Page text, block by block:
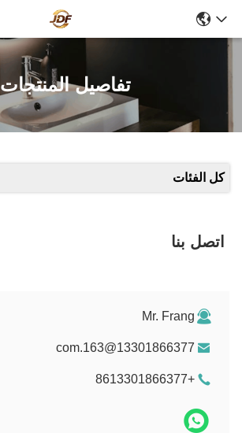
تفاصيل المنتجات
كل الفئات
اتصل بنا
Mr. Frang
13301866377@163.com
+8613301866377